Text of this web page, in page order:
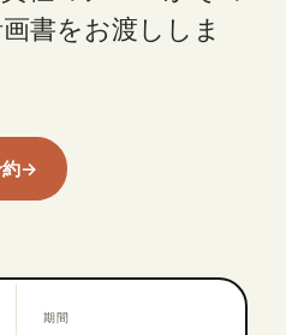
書をお渡ししま
→
期間